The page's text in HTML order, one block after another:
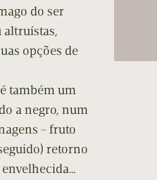
do ser
altruístas,
opções de
também um
a negro, num
– fruto
retorno
envelhecida…